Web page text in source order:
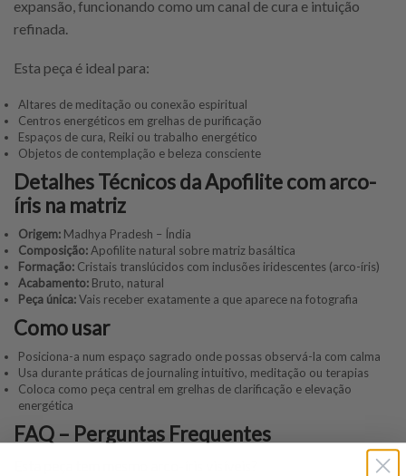
expansão, funcionando como um canal de cura e intuição
refinada.
Esta peça é ideal para:
Altares de meditação ou conexão espiritual
Centros energéticos em grelhas de purificação
Espaços de cura, Reiki ou trabalho energético
Objetos de contemplação e beleza consciente
Detalhes Técnicos da Apofilite com arco-
íris na matriz
Origem: Madhya Pradesh – Índia
Composição:Apofilite natural sobre matriz basáltica
Formação: Cristais translúcidos com inclusões iridescentes (arco-íris)
Acabamento: Bruto, natural
Peça única:Vais receber exatamente a que aparece na fotografia
Como usar
Posiciona-a num espaço sagrado onde possas observá-la com calma
Usa durante práticas de journaling intuitivo, meditação ou terapias
Coloca como peça central em grelhas de clarificação e elevação
energética
FAQ – Perguntas Frequentes